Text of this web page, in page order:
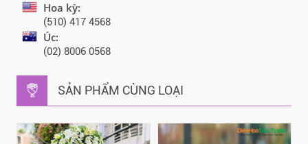
Hoa kỳ:
(510) 417 4568
Úc:
(02) 8006 0568
SẢN PHẨM CÙNG LOẠI